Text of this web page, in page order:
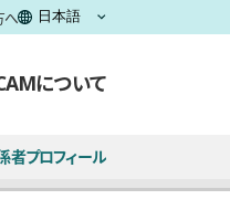
へ
について
者プロフィール